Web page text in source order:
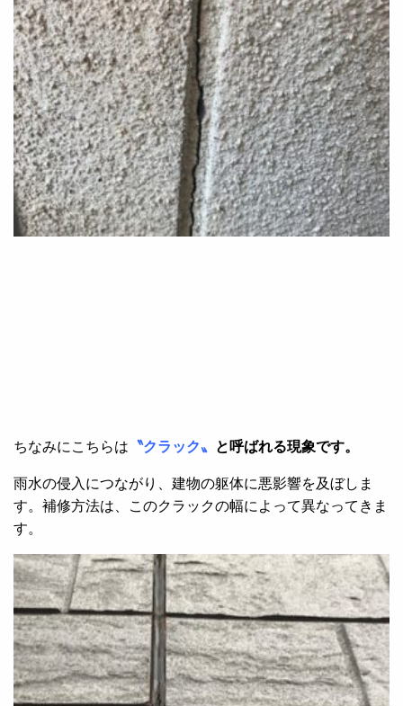
ちなみにこちらは 〝クラック〟 と呼ばれる現象です。
雨水の侵入につながり、建物の躯体に悪影響を及ぼしま
す。補修方法は、このクラックの幅によって異なってきま
す。